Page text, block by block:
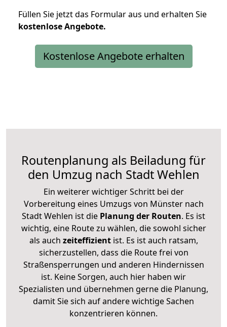
Füllen Sie jetzt das Formular aus und erhalten Sie
kostenloseAngebote.
Kostenlose Angebote erhalten
Routenplanung als Beiladung für
den Umzug nach Stadt Wehlen
Ein weiterer wichtiger Schritt bei der
Vorbereitung eines Umzugs von Münster nach
Stadt Wehlen ist die Planung der Routen. Es ist
wichtig, eine Route zu wählen, die sowohl sicher
als auch zeiteffizientist. Es ist auch ratsam,
sicherzustellen, dass die Route frei von
Straßensperrungen und anderen Hindernissen
ist. Keine Sorgen, auch hier haben wir
Spezialisten und übernehmen gerne die Planung,
damit Sie sich auf andere wichtige Sachen
konzentrieren können.